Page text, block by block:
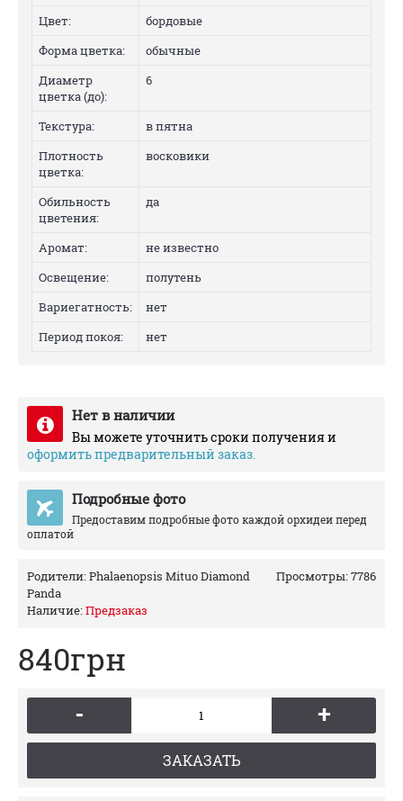
Цвет:
бордовые
Форма цветка:
обычные
Диаметр
цветка (до):
6
Текстура:
в пятна
Плотность
цветка:
восковики
Обильность
цветения:
да
Аромат:
не известно
Освещение:
полутень
Вариегатность:
нет
Период покоя:
нет
Нет в наличии
Вы можете уточнить сроки получения и
оформить предварительный заказ.
Подробные фото
Предоставим подробные фото каждой орхидеи перед
оплатой
Просмотры: 7786
Родители:Phalaenopsis Mituo Diamond
Panda
Наличие:Предзаказ
840грн
- +
ЗАКАЗАТЬ